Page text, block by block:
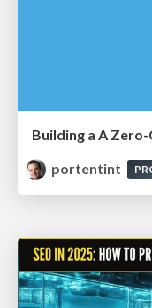
Building a A
portentint